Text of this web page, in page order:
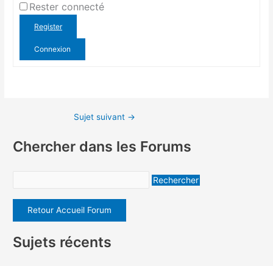
Rester connecté
Register
Connexion
Sujet suivant →
Chercher dans les Forums
Retour Accueil Forum
Sujets récents